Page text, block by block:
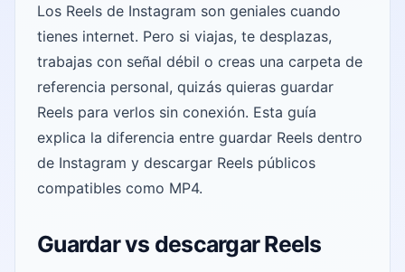
Los Reels de Instagram son geniales cuando
tienes internet. Pero si viajas, te desplazas,
trabajas con señal débil o creas una carpeta de
referencia personal, quizás quieras guardar
Reels para verlos sin conexión. Esta guía
explica la diferencia entre guardar Reels dentro
de Instagram y descargar Reels públicos
compatibles como MP4.
Guardar vs descargar Reels